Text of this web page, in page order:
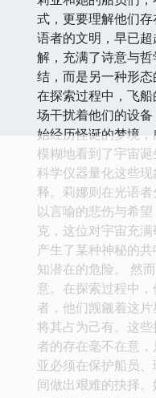
式，更要理解他们
语者的文明，早已
解，充满了诗意与
结，而是另一种形态
在探索过程中，飞
场干扰着他们的设
始经历怪诞的梦境
模糊地看到了宇宙
科学仪器量化这些
释。莉娜则在光语
以言喻的悲伤与希
克，这位对宇宙充
产生了某种神秘的
知潜在的危险。 然
意。在探索过程中
者，他们觊觎着这
将其占为己有。这
者的存在毫不在意
亚必须在保护船员
间做出艰难的抉择